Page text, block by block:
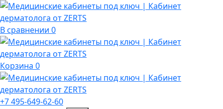
В сравнении 0
Корзина 0
+7 495-649-62-60